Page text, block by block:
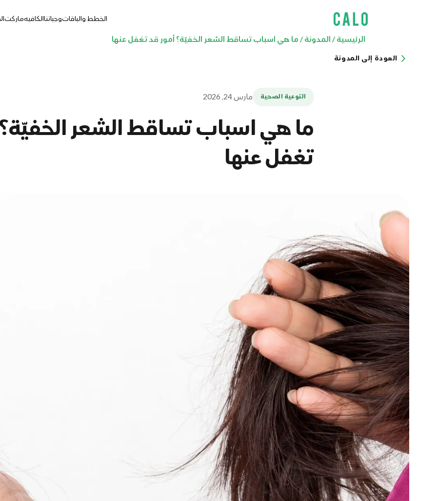
الخطط والباقاتوجباتناالكافيهماركت
الرئيسية/ المدونة/ ما هي اسباب تساقط الشعر الخفيّة؟ أمور قد تغفل عنها
العودة إلى المدونة
التوعية الصحية مارس 24, 2026
ما هي اسباب تساقط الشعر
تغفل عنها